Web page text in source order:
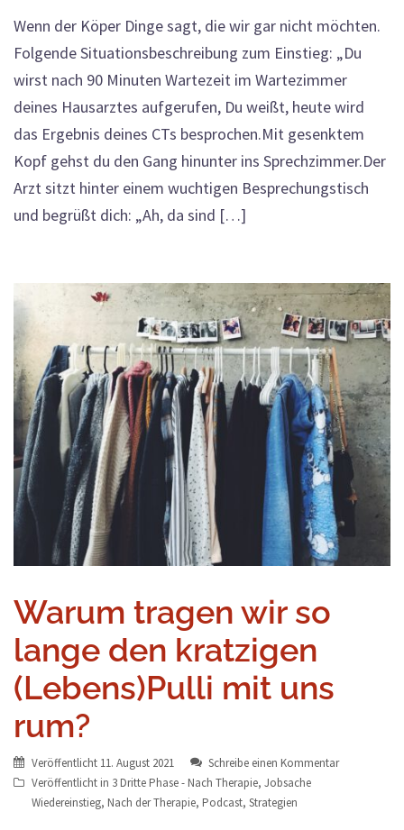
Wenn der Köper Dinge sagt, die wir gar nicht möchten.
Folgende Situationsbeschreibung zum Einstieg: „Du
wirst nach 90 Minuten Wartezeit im Wartezimmer
deines Hausarztes aufgerufen, Du weißt, heute wird
das Ergebnis deines CTs besprochen.Mit gesenktem
Kopf gehst du den Gang hinunter ins Sprechzimmer.Der
Arzt sitzt hinter einem wuchtigen Besprechungstisch
und begrüßt dich: „Ah, da sind […]
Warum tragen wir so
lange den kratzigen
(Lebens)Pulli mit uns
rum?
Veröffentlicht 11. August 2021
Schreibe einen Kommentar
Veröffentlicht in 3 Dritte Phase - Nach Therapie, Jobsache
Wiedereinstieg, Nach der Therapie, Podcast, Strategien